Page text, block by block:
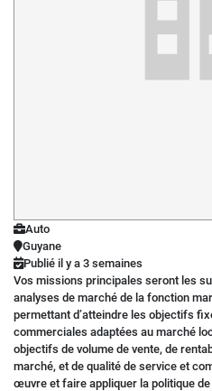
Auto
Guyane
Publié il y a 3 semaines
Vos missions principales seront les
analyses de marché de la fonction
permettant d’atteindre les objectifs
commerciales adaptées au marché
objectifs de volume de vente, de
marché, et de qualité de service et
œuvre et faire appliquer la politique